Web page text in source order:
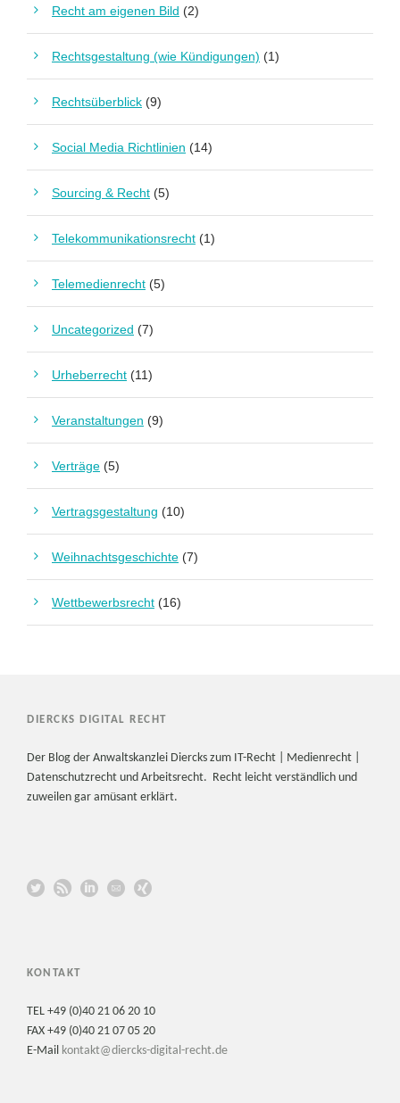
Recht am eigenen Bild (2)
Rechtsgestaltung (wie Kündigungen) (1)
Rechtsüberblick (9)
Social Media Richtlinien (14)
Sourcing & Recht (5)
Telekommunikationsrecht (1)
Telemedienrecht (5)
Uncategorized (7)
Urheberrecht (11)
Veranstaltungen (9)
Verträge (5)
Vertragsgestaltung (10)
Weihnachtsgeschichte (7)
Wettbewerbsrecht (16)
DIERCKS DIGITAL RECHT
Der Blog der Anwaltskanzlei Diercks zum IT-Recht | Medienrecht |
Datenschutzrecht und Arbeitsrecht. Recht leicht verständlich und
zuweilen gar amüsant erklärt.
KONTAKT
TEL +49 (0)40 21 06 20 10
FAX +49 (0)40 21 07 05 20
E-Mail kontakt@diercks-digital-recht.de